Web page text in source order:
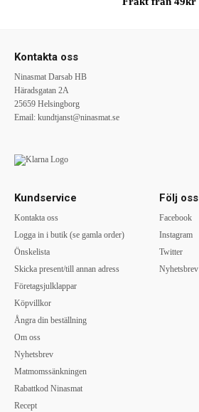
Kontakta oss
Ninasmat Darsab HB
Häradsgatan 2A
25659 Helsingborg
Email: kundtjanst@ninasmat.se
Kundservice
Kontakta oss
Logga in i butik (se gamla order)
Önskelista
Skicka present/till annan adress
Företagsjulklappar
Köpvillkor
Ångra din beställning
Om oss
Nyhetsbrev
Matmomssänkningen
Rabattkod Ninasmat
Recept
Följ oss
Facebook
Instagram
Twitter
Nyhetsbrev